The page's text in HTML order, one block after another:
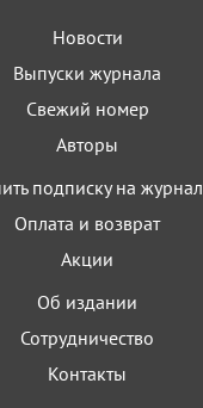
Новости
Выпуски журнала
Свежий номер
Авторы
подписку на журнал
Оплата и возврат
Акции
Об издании
Сотрудничество
Контакты